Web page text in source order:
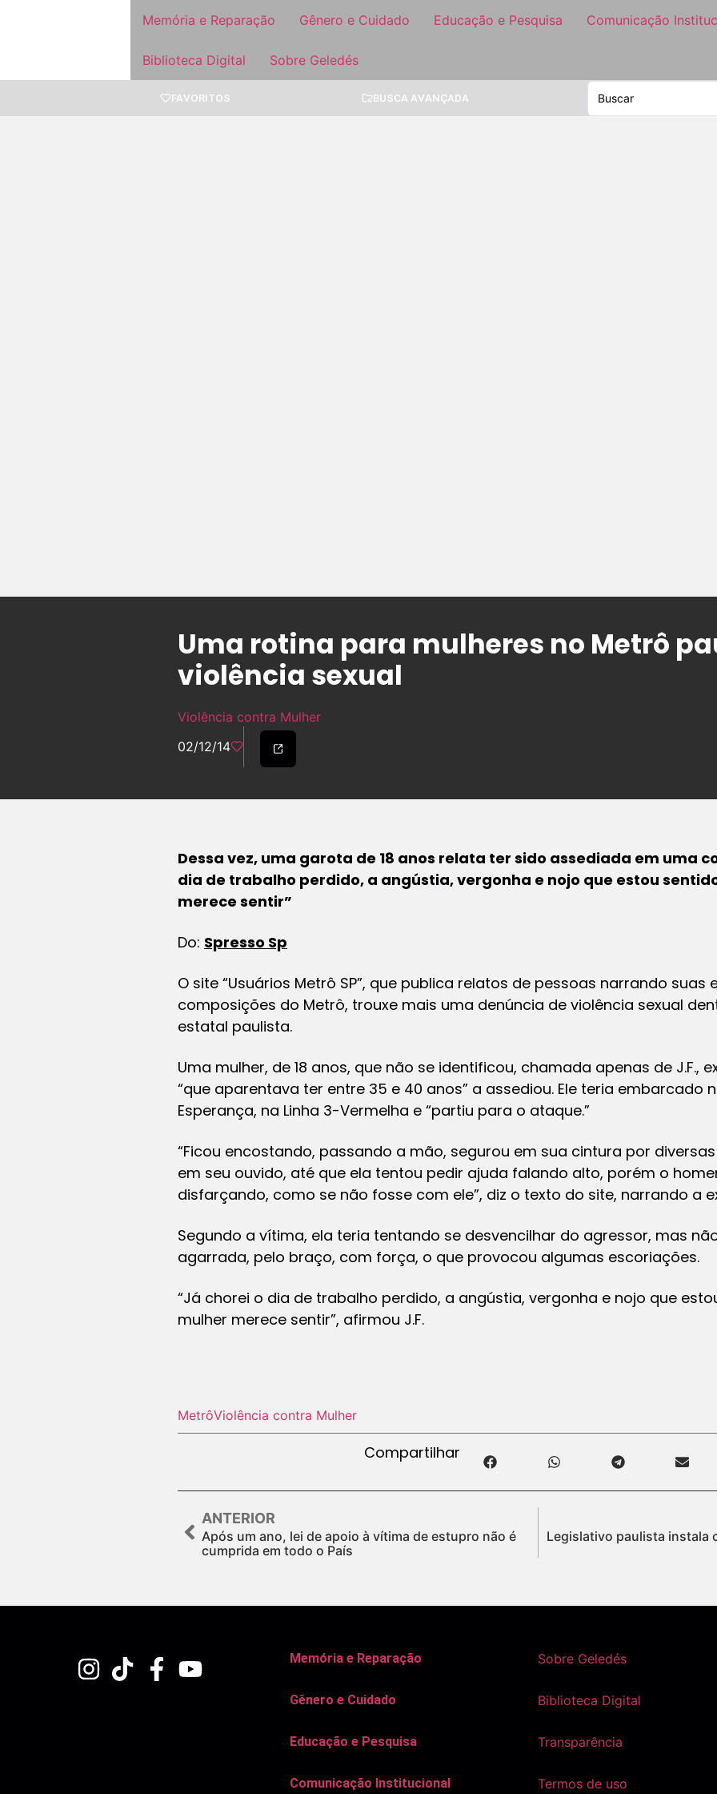
Memória e Reparação Gênero e Cuidado Educação e Pesquisa Comunicação
Biblioteca Digital Sobre Geledés
FAVORITOS BUSCA AVANÇADA
Uma rotina para mulheres no Metrô
violência sexual
Violência contra Mulher
02/12/14
Dessa vez, uma garota de 18 anos relata ter sido assediada em uma
dia de trabalho perdido, a angústia, vergonha e nojo que estou
merece sentir”
Do: Spresso Sp
O site “Usuários Metrô SP”, que publica relatos de pessoas narrando suas
composições do Metrô, trouxe mais uma denúncia de violência sexual
estatal paulista.
Uma mulher, de 18 anos, que não se identificou, chamada apenas de J.F.,
“que aparentava ter entre 35 e 40 anos” a assediou. Ele teria embarcado
Esperança, na Linha 3-Vermelha e “partiu para o ataque.”
“Ficou encostando, passando a mão, segurou em sua cintura por
em seu ouvido, até que ela tentou pedir ajuda falando alto, porém o
disfarçando, como se não fosse com ele”, diz o texto do site, narrando a
Segundo a vítima, ela teria tentando se desvencilhar do agressor, mas
agarrada, pelo braço, com força, o que provocou algumas escoriações.
“Já chorei o dia de trabalho perdido, a angústia, vergonha e nojo que
mulher merece sentir”, afirmou J.F.
MetrôViolência contra Mulher
Compartilhar
ANTERIOR
Após um ano, lei de apoio à vítima de estupro não é
cumprida em todo o País
Legislativo paulista instala
Memória e Reparação
Gênero e Cuidado
Educação e Pesquisa
Comunicação Institucional
Sobre Geledés
Biblioteca Digital
Transparência
Termos de uso